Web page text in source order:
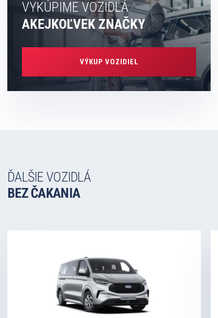
VYKÚPIME VOZIDLÁ
AKEJKOĽVEK ZNAČKY
VÝKUP VOZIDIEL
ĎALŠIE VOZIDLÁ
BEZ ČAKANIA